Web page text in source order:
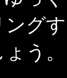
グ
う。